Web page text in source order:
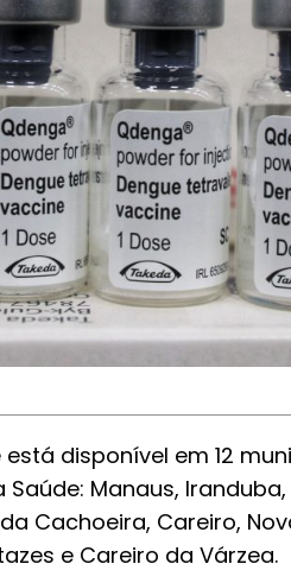
disponível em 12
Manaus, Iranduba,
Cachoeira, Careiro,
e Careiro da Várzea.